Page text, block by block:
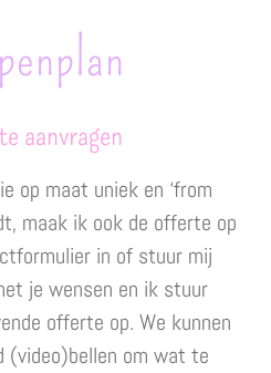
n
aanvragen
op maat uniek en ‘from
maak ik ook de offerte op
in of stuur mij
je wensen en ik stuur
offerte op. We kunnen
(video)bellen om wat te